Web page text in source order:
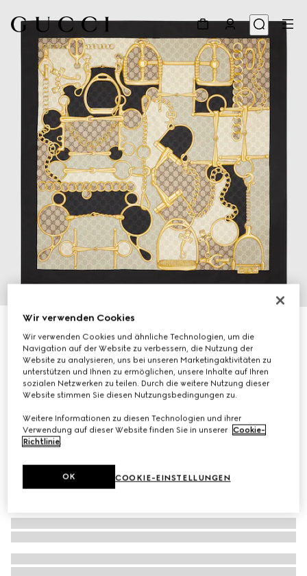
Vierecktuch aus Seidentwill mit Print
€ 490
Wir verwenden Cookies
Wir verwenden Cookies und ähnliche Technologien, um die
Navigation auf der Website zu verbessern, die Nutzung der
Website zu analysieren, uns bei unseren Marketingaktivitäten zu
unterstützen und Ihnen zu ermöglichen, unsere Inhalte auf Ihren
sozialen Netzwerken zu teilen. Durch die weitere Nutzung dieser
Website stimmen Sie diesen Nutzungsbedingungen zu.
Weitere Informationen zu diesen Technologien und ihrer
Verwendung auf dieser Website finden Sie in unserer Cookie-
Richtlinie.
COOKIE-EINSTELLUNGEN
OK